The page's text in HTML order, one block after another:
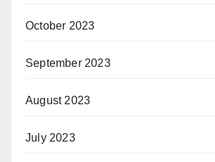
October 2023
September 2023
August 2023
July 2023